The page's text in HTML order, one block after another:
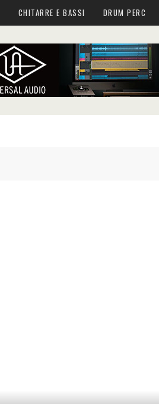
CHITARRE E BASSI DRUM PERC